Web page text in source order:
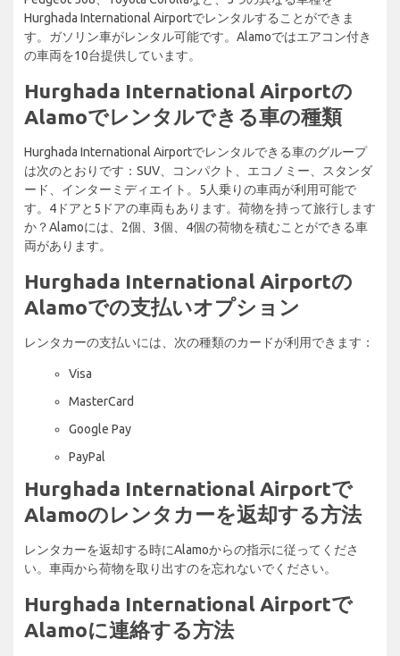
Hurghada International Airportでレンタルすることができま
す。ガソリン車がレンタル可能です。Alamoではエアコン付き
の車両を10台提供しています。
Hurghada International Airportの
Alamoでレンタルできる車の種類
Hurghada International Airportでレンタルできる車のグループ
は次のとおりです：SUV、コンパクト、エコノミー、スタンダ
ード、インターミディエイト。5人乗りの車両が利用可能で
す。4ドアと5ドアの車両もあります。荷物を持って旅行します
か？Alamoには、2個、3個、4個の荷物を積むことができる車
両があります。
Hurghada International Airportの
Alamoでの支払いオプション
レンタカーの支払いには、次の種類のカードが利用できます：
Visa
MasterCard
Google Pay
PayPal
Hurghada International Airportで
Alamoのレンタカーを返却する方法
レンタカーを返却する時にAlamoからの指示に従ってくださ
い。車両から荷物を取り出すのを忘れないでください。
Hurghada International Airportで
Alamoに連絡する方法